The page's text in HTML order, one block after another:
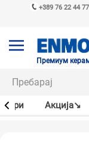
+389 76 22 44 77
Премиум
Акцијa↘